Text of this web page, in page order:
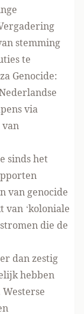
stemming
te
Genocide:
via
van
sinds het
van genocide
van ‘koloniale
die de
dan zestig
hebben